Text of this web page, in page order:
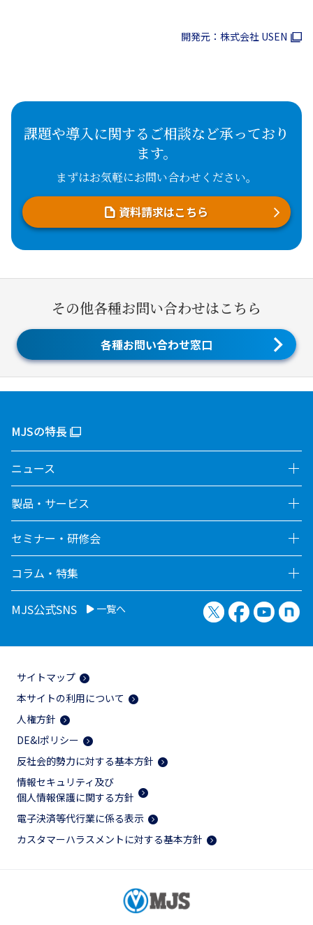
開発元：株式会社 USEN
課題や導入に関するご相談など承っており
ます。
まずはお気軽にお問い合わせください。
資料請求はこちら
その他各種お問い合わせはこちら
各種お問い合わせ窓口
MJSの特長
ニュース
製品・サービス
セミナー・研修会
コラム・特集
MJS公式SNS 一覧へ X（旧Twitter）
Facebook
サイトマップ
本サイトの利用について
人権方針
DE&Iポリシー
反社会的勢力に対する基本方針
情報セキュリティ及び
個人情報保護に関する方針
電子決済等代行業に係る表示
カスタマーハラスメントに対する基本方針